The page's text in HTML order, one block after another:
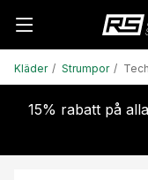
Kläder Strumpor
15% rabatt på